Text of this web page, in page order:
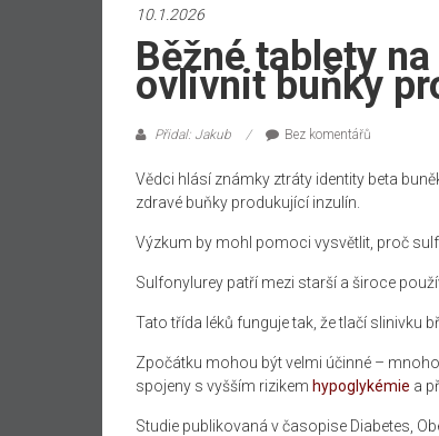
10.1.2026
Běžné tablety
ovlivnit buňky
Přidal: Jakub Bez komentářů
Vědci hlásí známky ztráty identity beta
zdravé buňky produkující inzulín.
Výzkum by mohl pomoci vysvětlit, proč
Sulfonylurey patří mezi starší a široce
Tato třída léků funguje tak, že tlačí slinivku
Zpočátku mohou být velmi účinné –
spojeny s vyšším rizikem hypoglykémie a
Studie publikovaná v časopise Diabetes,